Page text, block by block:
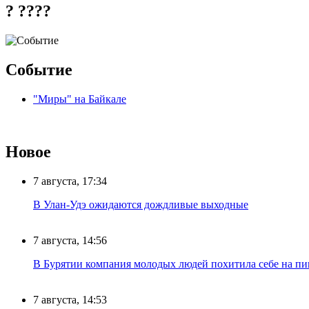
? ????
Событие
"Миры" на Байкале
Новое
7 августа, 17:34
В Улан-Удэ ожидаются дождливые выходные
7 августа, 14:56
В Бурятии компания молодых людей похитила себе на
7 августа, 14:53